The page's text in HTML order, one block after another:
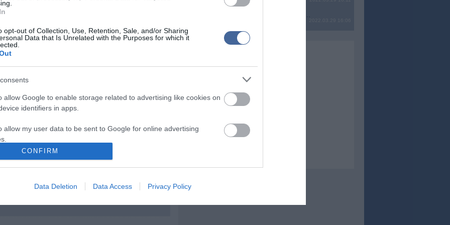
opt-out of Collection, Use, Retention, Sale, and/or Sharing
Data that Is Unrelated with the Purposes for which it
allow Google to enable storage related to advertising like cookies on
identifiers in apps.
allow my user data to be sent to Google for online advertising
allow Google to send me personalized advertising.
allow Google to enable storage related to analytics like cookies on
CONFIRM
Data Deletion Data Access Privacy Policy
Kapaszkodjanak meg: "
Ugyan hivatalosan
be, de biztos vagyok benne, hogy hamarosan
nem adták össze Másával az
különben most főhetne Alekosz feje!
írások:
Csenge és Peti "házasodott", Alekosz kétszer
a végére felmelegítené Alekoszt?
"Nem is ismersz, te p.cs!"